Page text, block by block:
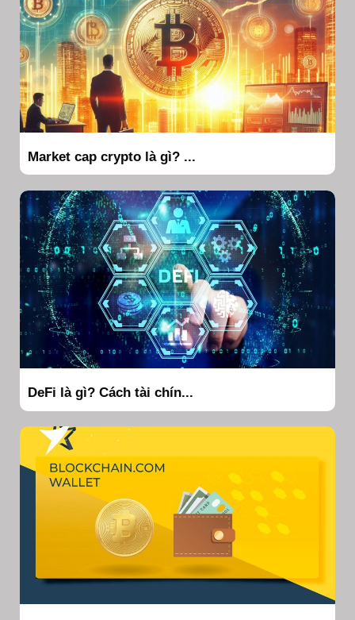
Market cap crypto là gì? ...
DeFi là gì? Cách tài chín...